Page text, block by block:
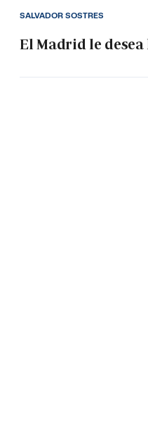
El Madrid le
SALVADOR SOSTRES